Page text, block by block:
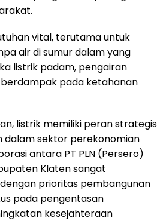
vital, terutama untuk
air di sumur dalam yang
listrik padam, pengairan
pada ketahanan
listrik memiliki peran strategis
dalam sektor perekonomian
antara PT PLN (Persero)
Klaten sangat
prioritas pembangunan
pada pengentasan
kesejahteraan